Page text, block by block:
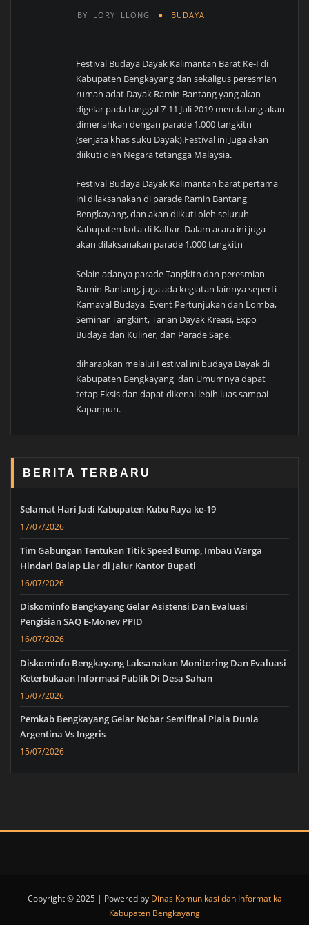
BY LORY ILLONG BUDAYA
Festival Budaya Dayak Kalimantan Barat Ke-I di
Kabupaten Bengkayang dan sekaligus peresmian
rumah adat Dayak Ramin Bantang yang akan
digelar pada tanggal 7-11 Juli 2019 mendatang akan
dimeriahkan dengan parade 1.000 tangkitn
(senjata khas suku Dayak).Festival ini Juga akan
diikuti oleh Negara tetangga Malaysia.
Festival Budaya Dayak Kalimantan barat pertama
ini dilaksanakan di parade Ramin Bantang
Bengkayang, dan akan diikuti oleh seluruh
Kabupaten kota di Kalbar. Dalam acara ini juga
akan dilaksanakan parade 1.000 tangkitn
Selain adanya parade Tangkitn dan peresmian
Ramin Bantang, juga ada kegiatan lainnya seperti
Karnaval Budaya, Event Pertunjukan dan Lomba,
Seminar Tangkint, Tarian Dayak Kreasi, Expo
Budaya dan Kuliner, dan Parade Sape.
diharapkan melalui Festival ini budaya Dayak di
Kabupaten Bengkayang dan Umumnya dapat
tetap Eksis dan dapat dikenal lebih luas sampai
Kapanpun.
BERITA TERBARU
Selamat Hari Jadi Kabupaten Kubu Raya ke-19
17/07/2026
Tim Gabungan Tentukan Titik Speed Bump, Imbau Warga
Hindari Balap Liar di Jalur Kantor Bupati
16/07/2026
Diskominfo Bengkayang Gelar Asistensi Dan Evaluasi
Pengisian SAQ E-Monev PPID
16/07/2026
Diskominfo Bengkayang Laksanakan Monitoring Dan Evaluasi
Keterbukaan Informasi Publik Di Desa Sahan
15/07/2026
Pemkab Bengkayang Gelar Nobar Semifinal Piala Dunia
Argentina Vs Inggris
15/07/2026
Copyright © 2025 | Powered by Dinas Komunikasi dan Informatika
Kabupaten Bengkayang